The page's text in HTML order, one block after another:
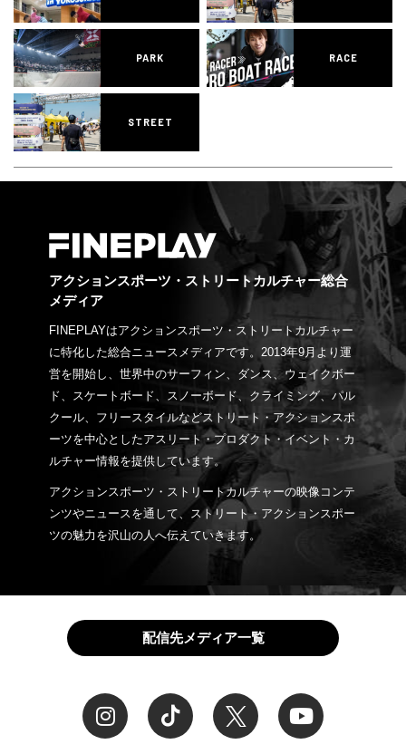
PARK RACE
STREET
アクションスポーツ・ストリートカルチャー総合
メディア
FINEPLAYはアクションスポーツ・ストリートカルチャー
に特化した総合ニュースメディアです。2013年9月より運
営を開始し、世界中のサーフィン、ダンス、ウェイクボー
ド、スケートボード、スノーボード、クライミング、パル
クール、フリースタイルなどストリート・アクションスポ
ーツを中心としたアスリート・プロダクト・イベント・カ
ルチャー情報を提供しています。
アクションスポーツ・ストリートカルチャーの映像コンテ
ンツやニュースを通して、ストリート・アクションスポー
ツの魅力を沢山の人へ伝えていきます。
配信先メディア一覧